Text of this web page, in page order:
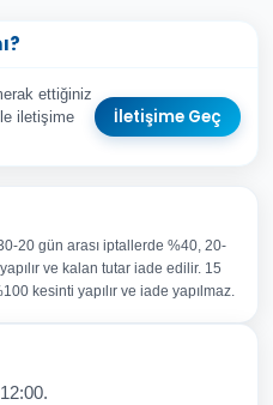
ettiğiniz
iletişime
İletişime Geç
20 gün arası iptallerde %40, 20-
ve kalan tutar iade edilir. 15
kesinti yapılır ve iade yapılmaz.